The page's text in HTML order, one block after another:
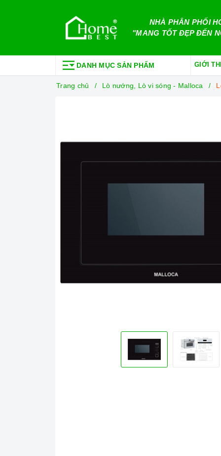
NHÀ PHÂN PHỐI
"MANG TỐT ĐẸP ĐẾN
DANH MỤC SẢN PHẨM GIỚI
Trang chủ Lò nướng, Lò vi sóng - Malloca